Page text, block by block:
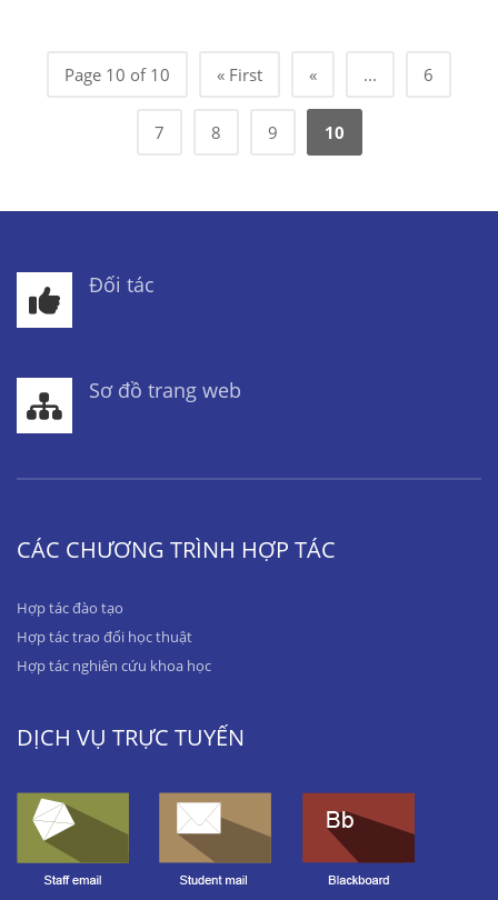
Page 10 of 10 « First « ... 6
7 8 9 10
Đối tác
Sơ đồ trang web
CÁC CHƯƠNG TRÌNH HỢP TÁC
Hợp tác đào tạo
Hợp tác trao đổi học thuật
Hợp tác nghiên cứu khoa học
DỊCH VỤ TRỰC TUYẾN